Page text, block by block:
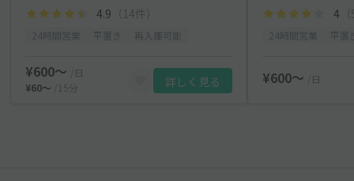
4.9 （14件）
¥600〜
/日
¥60〜
/15分 詳しく見る
4
¥600〜 /日